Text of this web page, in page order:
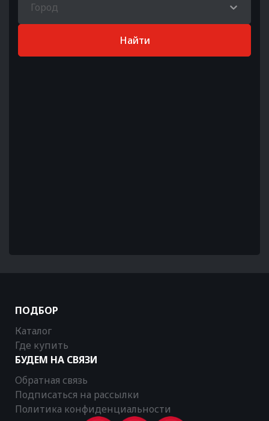
Город
Найти
ПОДБОР
Каталог
Где купить
БУДЕМ НА СВЯЗИ
Обратная связь
Подписаться на рассылки
Политика конфиденциальности